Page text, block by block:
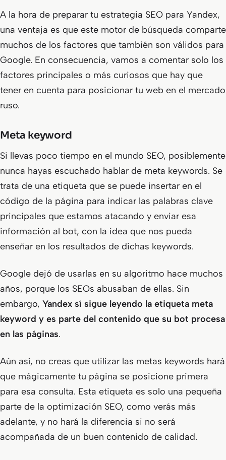
A la hora de preparar tu estrategia SEO para Yandex,
una ventaja es que este motor de búsqueda comparte
muchos de los factores que también son válidos para
Google. En consecuencia, vamos a comentar solo los
factores principales o más curiosos que hay que
tener en cuenta para posicionar tu web en el mercado
ruso.
Meta keyword
Si llevas poco tiempo en el mundo SEO, posiblemente
nunca hayas escuchado hablar de meta keywords. Se
trata de una etiqueta que se puede insertar en el
código de la página para indicar las palabras clave
principales que estamos atacando y enviar esa
información al bot, con la idea que nos pueda
enseñar en los resultados de dichas keywords.
Google dejó de usarlas en su algoritmo hace muchos
años, porque los SEOs abusaban de ellas. Sin
embargo, Yandex sí sigue leyendo la etiqueta meta
keyword y es parte del contenido que su bot procesa
en las páginas.
Aún así, no creas que utilizar las metas keywords hará
que mágicamente tu página se posicione primera
para esa consulta. Esta etiqueta es solo una pequeña
parte de la optimización SEO, como verás más
adelante, y no hará la diferencia si no será
acompañada de un buen contenido de calidad.